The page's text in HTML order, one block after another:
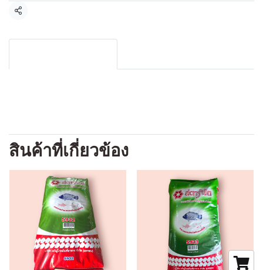
แชร์
สินค้าที่เกี่ยวข้อง